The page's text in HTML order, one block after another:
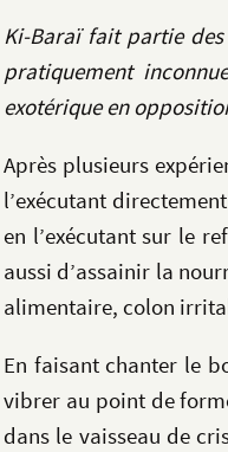
Ki-Baraï fait partie
pratiquement
exotérique en
Après plusieurs
l’exécutant
en l’exécutant sur le
aussi d’assainir la
alimentaire, colon
En faisant chanter le
vibrer au point de
dans le vaisseau de